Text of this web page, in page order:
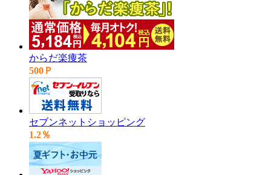
からだ楽痩茶
500Ｐ
セブンネットショッピング
1.2％